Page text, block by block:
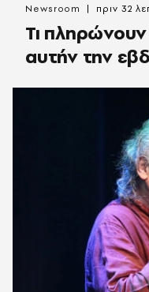
Τι
αυτήν την
Newsroom πριν 32